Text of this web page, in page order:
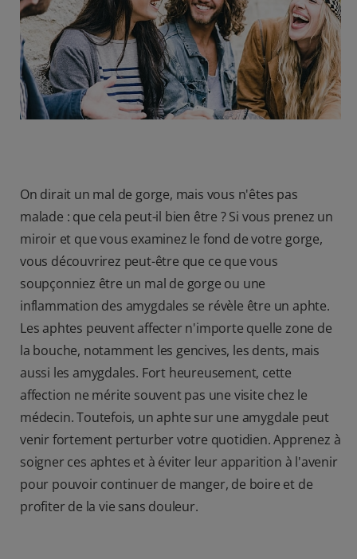
BILAN DE SANTÉ BUCCO-DENTAIRE
RECHERCHE DES SOLUTIONS IDÉALES
BE (FR)
On dirait un mal de gorge, mais vous n'êtes pas
malade : que cela peut-il bien être ? Si vous prenez un
miroir et que vous examinez le fond de votre gorge,
vous découvrirez peut-être que ce que vous
soupçonniez être un mal de gorge ou une
inflammation des amygdales se révèle être un aphte.
Les aphtes peuvent affecter n'importe quelle zone de
la bouche, notamment les gencives, les dents, mais
aussi les amygdales. Fort heureusement, cette
affection ne mérite souvent pas une visite chez le
médecin. Toutefois, un aphte sur une amygdale peut
venir fortement perturber votre quotidien. Apprenez à
soigner ces aphtes et à éviter leur apparition à l'avenir
pour pouvoir continuer de manger, de boire et de
profiter de la vie sans douleur.